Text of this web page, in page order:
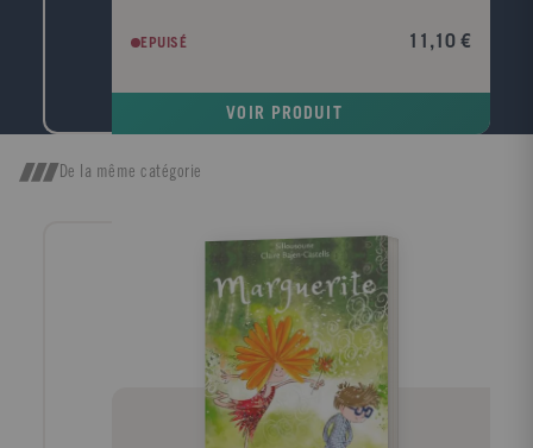
chemin de la vie à la mort? Comment se concentrer
présent et ne pas laisser vainement passer le temps?
est la méthode que nous propose Maître Deshimaru
millénaire et au-delà du temps, par l'entraînement du
corps, de la respiration et de l'esprit qu'on devient un
miroir où tout peut se réfléchir. Cet ouvrage, basé sur
les principes de la médecine orientale, nous livre de
plus un enseignement fondé sur l'ésotérisme du
bouddhisme Mahayana et jamais révélé en Occident.
EPUISÉ 11,10 €
VOIR PRODUIT
De la même catégorie